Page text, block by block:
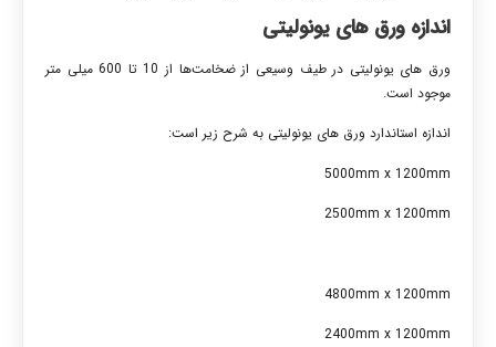
اندازه ورق های یونولیتی
ورق های یونولیتی در طیف وسیعی از ضخامت‌ها از 10 تا 600 میلی متر
موجود است.
اندازه استاندارد ورق های یونولیتی به شرح زیر است:
5000mm x 1200mm
2500mm x 1200mm
4800mm x 1200mm
2400mm x 1200mm